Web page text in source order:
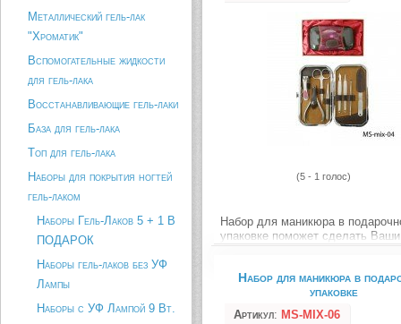
Металлический гель-лак
"Хроматик"
Вспомогательные жидкости
для гель-лака
Восстанавливающие гель-лаки
База для гель-лака
Топ для гель-лака
Наборы для покрытия ногтей
гель-лаком
Наборы Гель-Лаков 5 + 1 В
ПОДАРОК
Наборы гель-лаков без УФ
Лампы
Наборы с УФ Лампой 9 Вт.
(5 - 1 голос)
Набор для маникюра в
упаковке поможет сделать Ваши
инструментов, входящих в
сможете всегда содержать свои
ногти в порядке, они будут
Набор для маникюра в
упаковке
Артикул: MS-MIX-06